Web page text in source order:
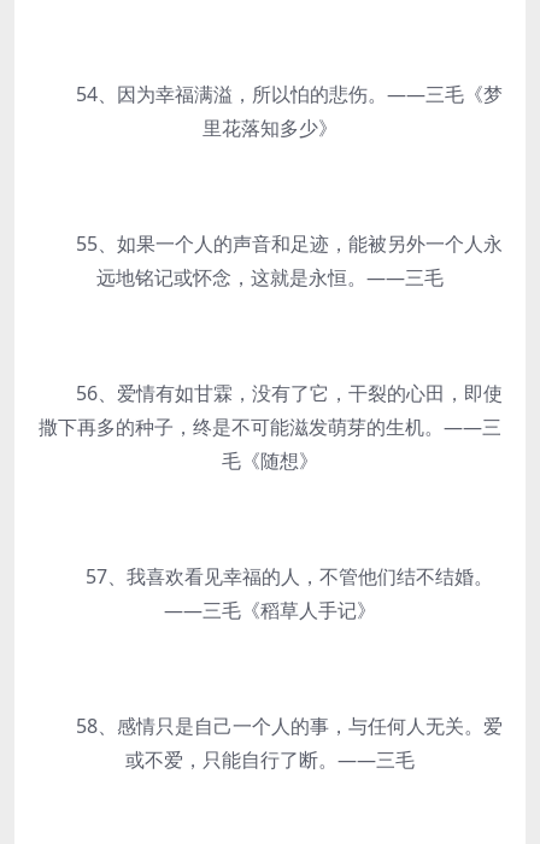
54、因为幸福满溢，所以怕的悲伤。——三毛《梦
里花落知多少》
55、如果一个人的声音和足迹，能被另外一个人永
远地铭记或怀念，这就是永恒。——三毛
56、爱情有如甘霖，没有了它，干裂的心田，即使
撒下再多的种子，终是不可能滋发萌芽的生机。——三
毛《随想》
57、我喜欢看见幸福的人，不管他们结不结婚。
——三毛《稻草人手记》
58、感情只是自己一个人的事，与任何人无关。爱
或不爱，只能自行了断。——三毛